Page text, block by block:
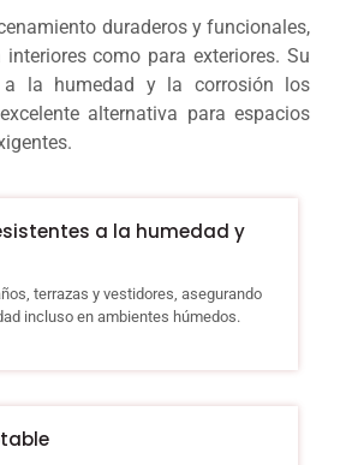
duraderos y funcionales,
como para exteriores. Su
a la humedad y la corrosión los
alternativa para espacios
a la humedad y
terrazas y vestidores, asegurando
incluso en ambientes húmedos.